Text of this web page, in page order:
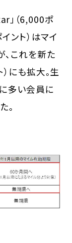
」（6,000ポ
ント）はマイ
これを新た
にも拡大。生
多い会員に
。